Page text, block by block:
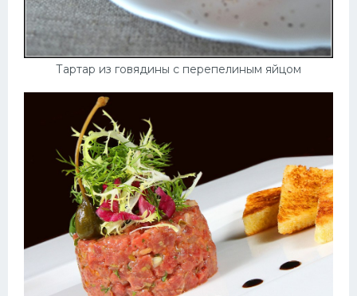
Тартар из говядины с перепелиным яйцом